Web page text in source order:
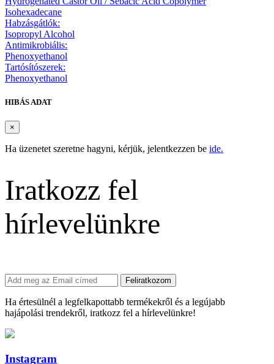
Isohexadecane
Habzásgátlók:
Isopropyl Alcohol
Antimikrobiális:
Phenoxyethanol
Tartósítószerek:
Phenoxyethanol
HIBÁS ADAT
×
Ha üzenetet szeretne hagyni, kérjük, jelentkezzen be ide.
Iratkozz fel
hírlevelünkre
Feliratkozom
Ha értesülnél a legfelkapottabb termékekről és a legújabb
hajápolási trendekről, iratkozz fel a hírlevelünkre!
Instagram